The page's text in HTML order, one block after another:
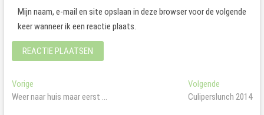
Mijn naam, e-mail en site opslaan in deze browser voor de volgende
keer wanneer ik een reactie plaats.
Bericht
navigatie
VorigeVorig
bericht:
Weer naar huis maar eerst …
Volgende
bericht:
Culiperslunch 2014